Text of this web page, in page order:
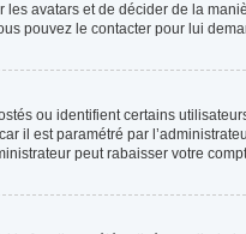
les avatars et de décider de la
pouvez le contacter pour lui
ou identifient certains
il est paramétré par
peut rabaisser votre